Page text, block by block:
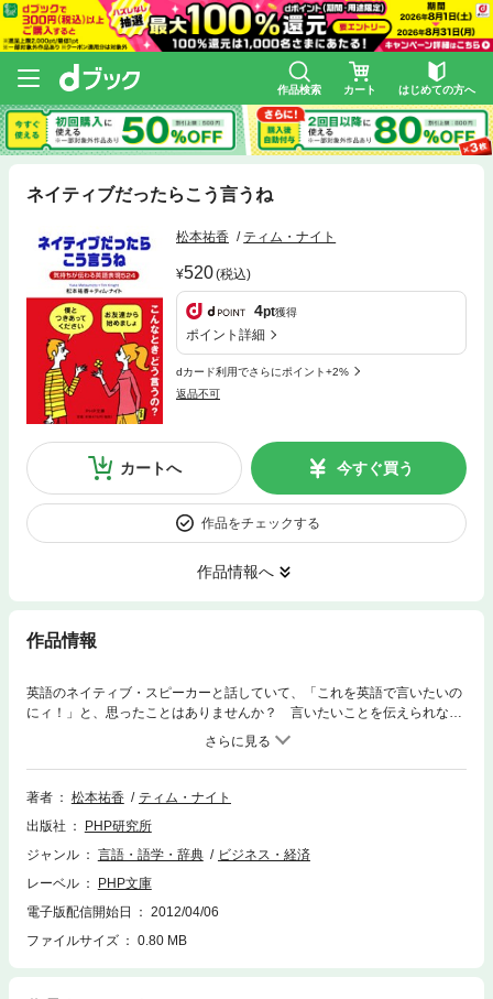
作品検索 カート はじめての方へ
ネイティブだったらこう言うね
松本祐香 ティム・ナイト
520(税込)
4pt獲得
ポイント詳細
dカード利用でさらにポイント+2%
返品不可
カートへ 今すぐ買う
作品をチェックする
作品情報へ
作品情報
英語のネイティブ・スピーカーと話していて、「これを英語で言いたいの
にィ！」と、思ったことはありませんか？ 言いたいことを伝えられない
のは、もどかしいものです。本書では、嬉しいとき、怒ったとき、お願い
するときなど、気持ちの表現から、日常生活でよく出てくることば、学校
や会社での会話まで、実際にネイティブ・スピーカーがよく使う英会話表
現を524例紹介しています。「お気遣いありがとう」「それはこっちのセ
みません、お名前をもう一度お願いできますか？」「あいつは出世したよ
な」……。シチュエーション別に分かれているので、興味のあるところか
ことどう思ってるんだろう…？」「僕とつきあってください」など、恋を
したときに使うフレーズも満載。驚くほどの英語の達人になること間違い
著者 松本祐香
ティム・ナイト
出版社
PHP研究所
ジャンル
言語・語学・辞典
ビジネス・経済
レーベル
PHP文庫
電子版配信開始日
2012/04/06
ファイルサイズ
0.80 MB